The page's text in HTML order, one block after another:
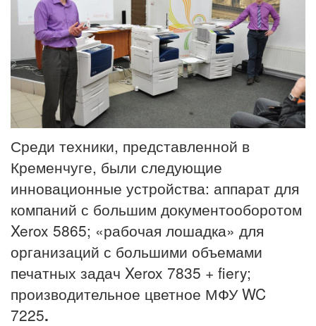
Среди техники, представленной в
Кременчуге, были следующие
инновационные устройства: аппарат для
компаний с большим документооборотом
Xerox 5865; «рабочая лошадка» для
организаций с большими объемами
печатных задач Xerox 7835 + fiery;
производительное цветное МФУ WC
7225.